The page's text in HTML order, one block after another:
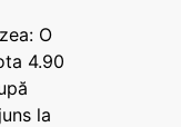
O
4.90
la